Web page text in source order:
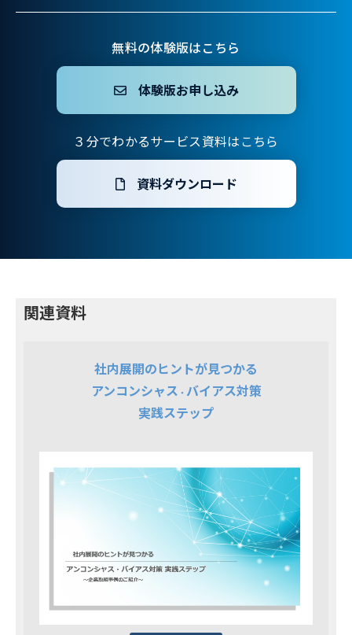
無料の体験版はこちら
体験版お申し込み
３分でわかるサービス資料はこちら
資料ダウンロード
関連資料
社内展開のヒントが見つかる
アンコンシャス ・ バイアス対策
実践ステップ